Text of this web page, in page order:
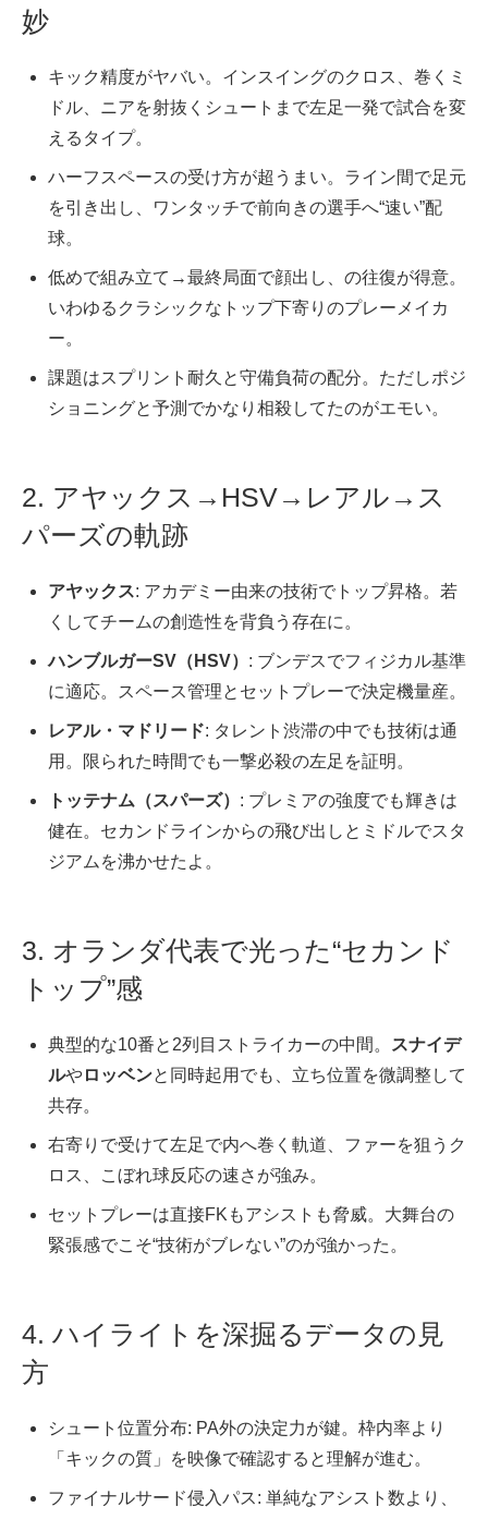
妙
キック精度がヤバい。インスイングのクロス、巻くミ
ドル、ニアを射抜くシュートまで左足一発で試合を変
えるタイプ。
ハーフスペースの受け方が超うまい。ライン間で足元
を引き出し、ワンタッチで前向きの選手へ“速い”配
球。
低めで組み立て→最終局面で顔出し、の往復が得意。
いわゆるクラシックなトップ下寄りのプレーメイカ
ー。
課題はスプリント耐久と守備負荷の配分。ただしポジ
ショニングと予測でかなり相殺してたのがエモい。
2. アヤックス→HSV→レアル→ス
パーズの軌跡
アヤックス: アカデミー由来の技術でトップ昇格。若
くしてチームの創造性を背負う存在に。
ハンブルガーSV（HSV） : ブンデスでフィジカル基準
に適応。スペース管理とセットプレーで決定機量産。
レアル・マドリード: タレント渋滞の中でも技術は通
用。限られた時間でも一撃必殺の左足を証明。
トッテナム（スパーズ） : プレミアの強度でも輝きは
健在。セカンドラインからの飛び出しとミドルでスタ
ジアムを沸かせたよ。
3. オランダ代表で光った“セカンド
トップ”感
典型的な10番と2列目ストライカーの中間。
スナイデ
ルやロッベンと同時起用でも、立ち位置を微調整して
共存。
右寄りで受けて左足で内へ巻く軌道、ファーを狙うク
ロス、こぼれ球反応の速さが強み。
セットプレーは直接FKもアシストも脅威。大舞台の
緊張感でこそ“技術がブレない”のが強かった。
4. ハイライトを深掘るデータの見
方
シュート位置分布: PA外の決定力が鍵。枠内率より
「キックの質」を映像で確認すると理解が進む。
ファイナルサード侵入パス: 単純なアシスト数より、